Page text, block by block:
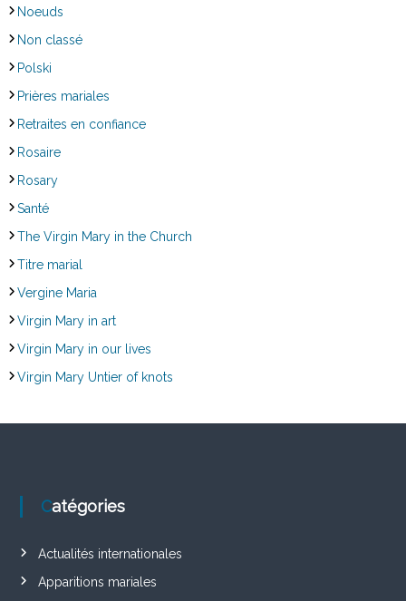
Noeuds
Non classé
Polski
Prières mariales
Retraites en confiance
Rosaire
Rosary
Santé
The Virgin Mary in the Church
Titre marial
Vergine Maria
Virgin Mary in art
Virgin Mary in our lives
Virgin Mary Untier of knots
Catégories
Actualités internationales
Apparitions mariales